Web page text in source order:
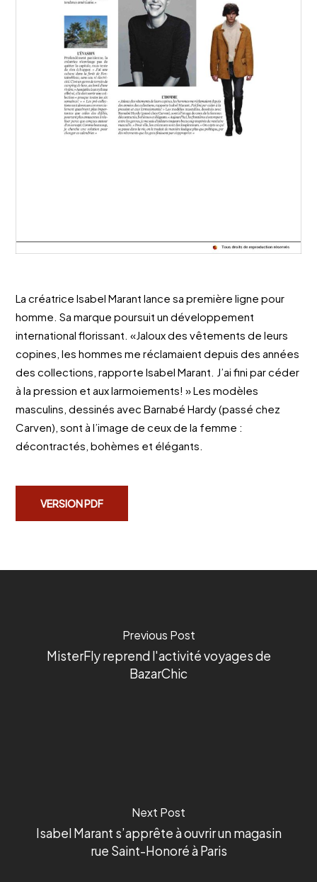
La créatrice Isabel Marant lance sa première ligne pour
homme. Sa marque poursuit un développement
international florissant. «Jaloux des vêtements de leurs
copines, les hommes me réclamaient depuis des années
des collections, rapporte Isabel Marant. J’ai fini par céder
à la pression et aux larmoiements! » Les modèles
masculins, dessinés avec Barnabé Hardy (passé chez
Carven), sont à l’image de ceux de la femme :
décontractés, bohèmes et élégants.
VERSION PDF
Previous Post
MisterFly reprend l'activité voyages de
BazarChic
Next Post
Isabel Marant s’apprête à ouvrir un magasin
rue Saint-Honoré à Paris